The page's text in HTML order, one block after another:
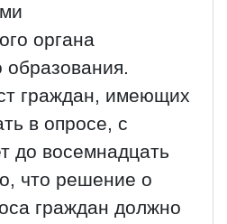
органа
образования.
граждан, имеющих
в опросе, с
до восемнадцать
что решение о
граждан должно